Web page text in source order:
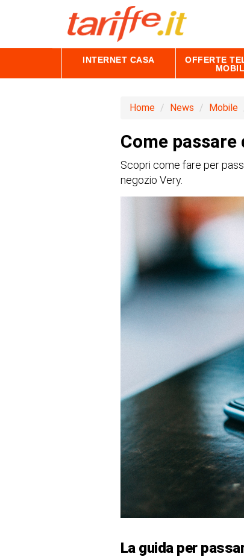
INTERNET CASA
OFFERTE
Home News Mobile
Come
Scopri come fare per
negozio Very.
La guida per